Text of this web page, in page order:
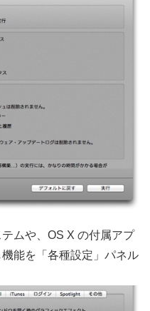
ムや、OS X の付属アプ
能を「各種設定」パネル